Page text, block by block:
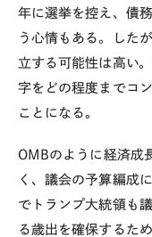
年に選挙を控え、債
う心情もある。した
立する可能性は高い
字をどの程度までコ
ことになる。
OMBのように経済成
く、議会の予算編成
でトランプ大統領も
る歳出を確保するた